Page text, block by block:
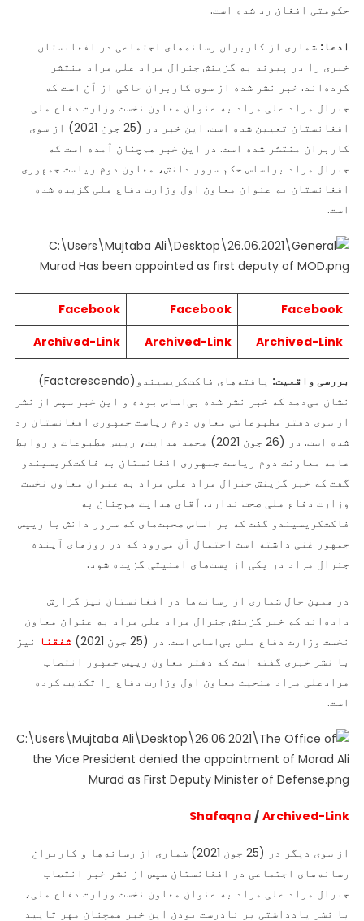
حکومتی افغان رد شده است.
ادعا: شماری از کاربران رسانه‌های اجتماعی در افغانستان
خبری را در پیوند به گزینش جنرال مراد علی مراد منتشر
کرده‌اند. خبر نشر شده از سوی کاربران حاکی از آن است که
جنرال مراد علی مراد به عنوان معاون نخست وزارت دفاع ملی
افغانستان تعیین شده است. این خبر در (25 جون 2021) از سوی
کاربران منتشر شده است. در این خبر هم‌چنان آمده است که
جنرال مراد براساس حکم سرور دانش، معاون دوم ریاست جمهوری
افغانستان به عنوان معاون اول وزارت دفاع ملی گزیده شده
است.
Facebook
Facebook
Facebook
Archived-Link
Archived-Link
Archived-Link
بررسی واقعیت:
یافته‌های فاکت‌کریسیندو(Factcrescendo)
نشان می‌دهد که خبر نشر شده بی‌اساس بوده و این خبر سپس از نشر
از سوی دفتر مطبوعاتی معاون دوم ریاست جمهوری افغانستان رد
شده است. در (26 جون 2021) محمد هدایت، رییس مطبوعات و روابط
عامه معاونت دوم ریاست جمهوری افغانستان به فاکت‌کریسیندو
گفت که خبر گزینش جنرال مراد علی مراد به عنوان معاون نخست
وزارت دفاع ملی صحت ندارد. آقای هدایت هم‌چنان به
فاکت‌کریسیندو گفت که بر اساس صحبت‌های که سرور دانش با رییس
جمهور غنی داشته است احتمال آن می‌رود که در روزهای آینده
جنرال مراد در یکی از پست‌های امنیتی گزیده شود.
در همین حال شماری از رسانه‌ها در افغانستان نیز گزارش
داده‌اند که خبر گزینش جنرال مراد علی مراد به عنوان معاون
نخست وزارت دفاع ملی بی‌اساس است. در (25 جون 2021)
شفقنا نیز
با نشر خبری گفته است که دفتر معاون رییس جمهور انتصاب
مرادعلی مراد منحیث معاون اول وزارت دفاع را تکذیب کرده
است.
Shafaqna / Archived-Link
از سوی دیگر در (25 جون 2021) شماری از رسانه‌ها و کاربران
رسانه‌های اجتماعی در افغانستان سپس از نشر خبر انتصاب
جنرال مراد علی مراد به عنوان معاون نخست وزارت دفاع ملی،
با نشر یادداشتی بر نادرست بودن این خبر هم‎چنان مهر تایید